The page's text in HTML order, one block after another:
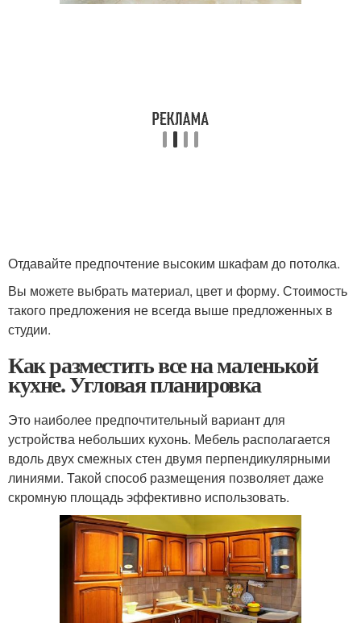
Отдавайте предпочтение высоким шкафам до потолка.
Вы можете выбрать материал, цвет и форму. Стоимость
такого предложения не всегда выше предложенных в
студии.
Как разместить все на маленькой
кухне. Угловая планировка
Это наиболее предпочтительный вариант для
устройства небольших кухонь. Мебель располагается
вдоль двух смежных стен двумя перпендикулярными
линиями. Такой способ размещения позволяет даже
скромную площадь эффективно использовать.